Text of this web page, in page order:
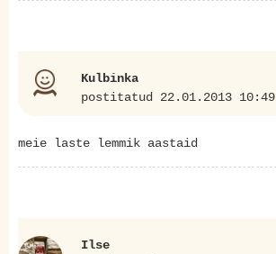
Kulbinka
postitatud 22.01.2013 10:49
meie laste lemmik aastaid
Ilse